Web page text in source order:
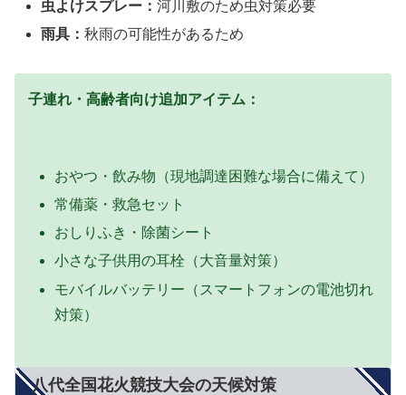
虫よけスプレー：河川敷のため虫対策必要
雨具：秋雨の可能性があるため
子連れ・高齢者向け追加アイテム：
おやつ・飲み物（現地調達困難な場合に備えて）
常備薬・救急セット
おしりふき・除菌シート
小さな子供用の耳栓（大音量対策）
モバイルバッテリー（スマートフォンの電池切れ
対策）
八代全国花火競技大会の天候対策